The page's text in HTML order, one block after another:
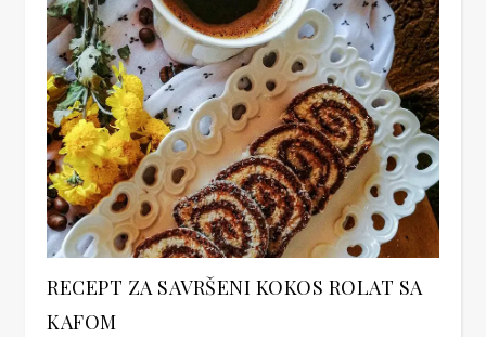
RECEPT ZA SAVRŠENI KOKOS ROLAT SA
KAFOM